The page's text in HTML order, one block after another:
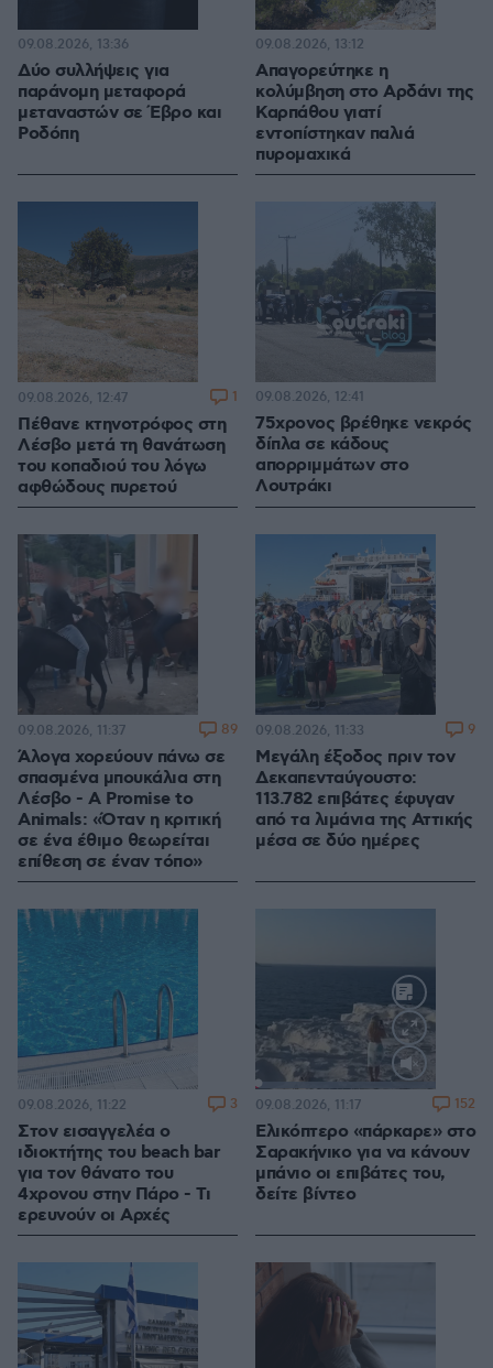
Δύο συλλήψεις για
παράνομη μεταφορά
μεταναστών σε Έβρο και
Ροδόπη
09.08.2026, 13:36
Απαγορεύτηκε η
κολύμβηση στο Αρδάνι της
Καρπάθου γιατί
εντοπίστηκαν παλιά
πυρομαχικά
09.08.2026, 13:12
Πέθανε κτηνοτρόφος στη
Λέσβο μετά τη θανάτωση
του κοπαδιού του λόγω
αφθώδους πυρετού
09.08.2026, 12:47 1
75χρονος βρέθηκε νεκρός
δίπλα σε κάδους
απορριμμάτων στο
Λουτράκι
09.08.2026, 12:41
Άλογα χορεύουν πάνω σε
σπασμένα μπουκάλια στη
Λέσβο - A Promise to
Animals: «Όταν η κριτική
σε ένα έθιμο θεωρείται
επίθεση σε έναν τόπο»
09.08.2026, 11:37 89
Μεγάλη έξοδος πριν τον
Δεκαπενταύγουστο:
113.782 επιβάτες έφυγαν
από τα λιμάνια της Αττικής
μέσα σε δύο ημέρες
09.08.2026, 11:33 9
Στον εισαγγελέα ο
ιδιοκτήτης του beach bar
για τον θάνατο του
4χρονου στην Πάρο - Τι
ερευνούν οι Αρχές
09.08.2026, 11:22 3
Loaded
100.00%
Ελικόπτερο «πάρκαρε» στο
Σαρακήνικο για να κάνουν
μπάνιο οι επιβάτες του,
δείτε βίντεο
09.08.2026, 11:17 152